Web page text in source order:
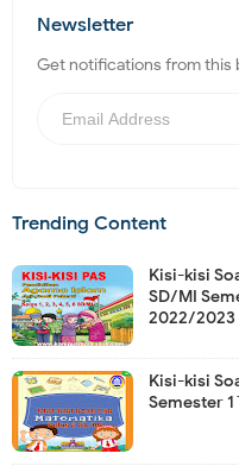
Newsletter
Get notifications from this
Trending Content
Kisi-kisi
SD/MI
2022/2023
Kisi-kisi
Semester